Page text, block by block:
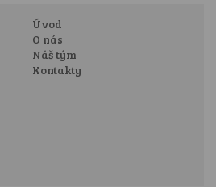
Úvod
O nás
Náš tým
Kontakty